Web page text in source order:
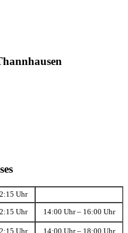
Uhr
Uhr 14:00 Uhr – 16:00 Uhr